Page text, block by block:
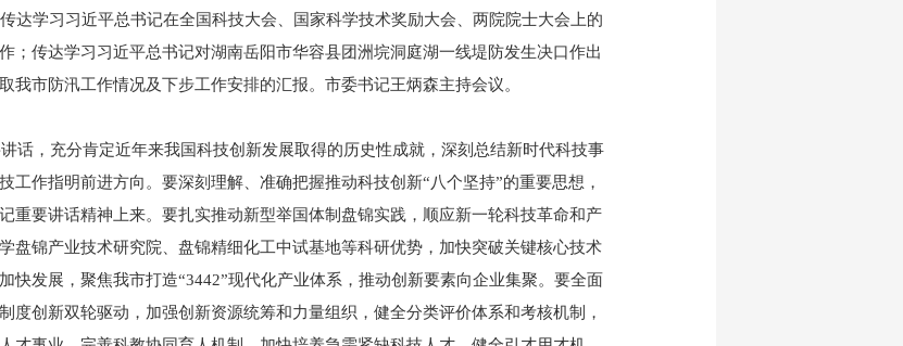
达学习习近平总书记在全国科技大会、国家科学技术奖励大会、两院院士大会上的
；传达学习习近平总书记对湖南岳阳市华容县团洲垸洞庭湖一线堤防发生决口作出
我市防汛工作情况及下步工作安排的汇报。市委书记王炳森主持会议。
，充分肯定近年来我国科技创新发展取得的历史性成就，深刻总结新时代科技事
工作指明前进方向。要深刻理解、准确把握推动科技创新“八个坚持”的重要思想，
重要讲话精神上来。要扎实推动新型举国体制盘锦实践，顺应新一轮科技革命和产
盘锦产业技术研究院、盘锦精细化工中试基地等科研优势，加快突破关键核心技术
快发展，聚焦我市打造“3442”现代化产业体系，推动创新要素向企业集聚。要全面
度创新双轮驱动，加强创新资源统筹和力量组织，健全分类评价体系和考核机制，